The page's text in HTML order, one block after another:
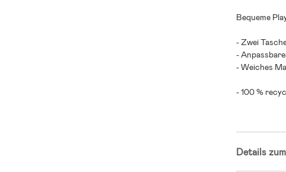
Bequeme
- Zwei
-
- Weiches
- 100 %
Details